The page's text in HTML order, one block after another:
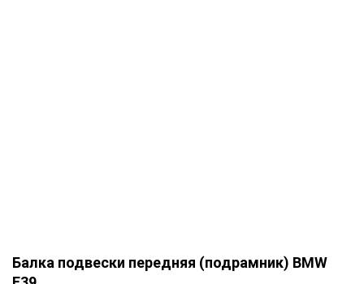
Балка подвески передняя (подрамник) BMW